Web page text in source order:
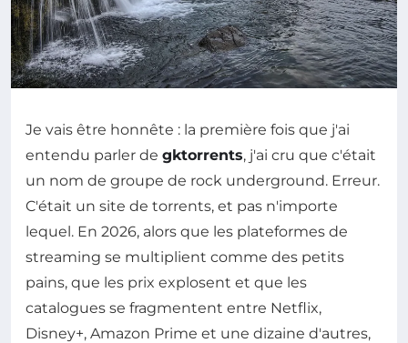
Je vais être honnête : la première fois que j'ai
entendu parler de gktorrents, j'ai cru que c'était
un nom de groupe de rock underground. Erreur.
C'était un site de torrents, et pas n'importe
lequel. En 2026, alors que les plateformes de
streaming se multiplient comme des petits
pains, que les prix explosent et que les
catalogues se fragmentent entre Netflix,
Disney+, Amazon Prime et une dizaine d'autres,